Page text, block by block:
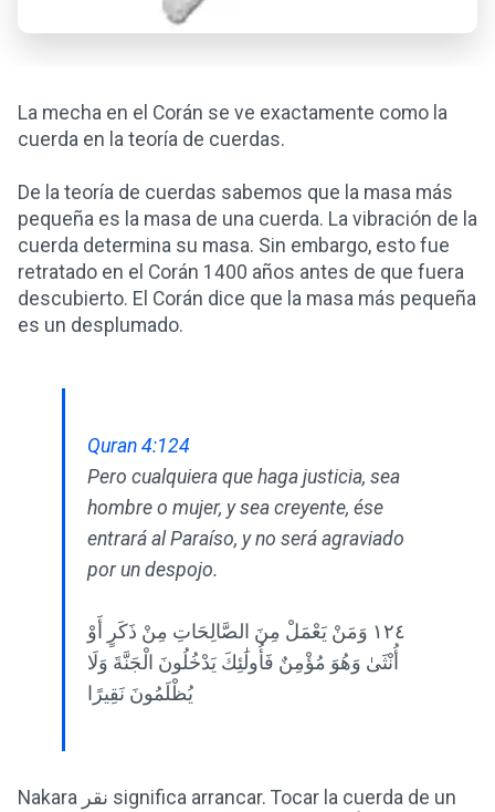
La mecha en el Corán se ve exactamente como la
cuerda en la teoría de cuerdas.
De la teoría de cuerdas sabemos que la masa más
pequeña es la masa de una cuerda. La vibración de la
cuerda determina su masa. Sin embargo, esto fue
retratado en el Corán 1400 años antes de que fuera
descubierto. El Corán dice que la masa más pequeña
es un desplumado.
Quran 4:124
Pero cualquiera que haga justicia, sea
hombre o mujer, y sea creyente, ése
entrará al Paraíso, y no será agraviado
por un despojo.
١٢٤ وَمَنْ يَعْمَلْ مِنَ الصَّالِحَاتِ مِنْ ذَكَرٍ أَوْ
أُنْثَىٰ وَهُوَ مُؤْمِنٌ فَأُولَٰئِكَ يَدْخُلُونَ الْجَنَّةَ وَلَا
يُظْلَمُونَ نَقِيرًا
Nakara نقر significa arrancar. Tocar la cuerda de un